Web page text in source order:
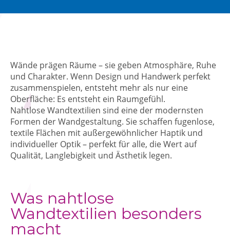
Wände prägen Räume – sie geben Atmosphäre, Ruhe
und Charakter. Wenn Design und Handwerk perfekt
zusammenspielen, entsteht mehr als nur eine
Oberfläche: Es entsteht ein Raumgefühl.
Nahtlose Wandtextilien sind eine der modernsten
Formen der Wandgestaltung. Sie schaffen fugenlose,
textile Flächen mit außergewöhnlicher Haptik und
individueller Optik – perfekt für alle, die Wert auf
Qualität, Langlebigkeit und Ästhetik legen.
Was nahtlose
Wandtextilien besonders
macht